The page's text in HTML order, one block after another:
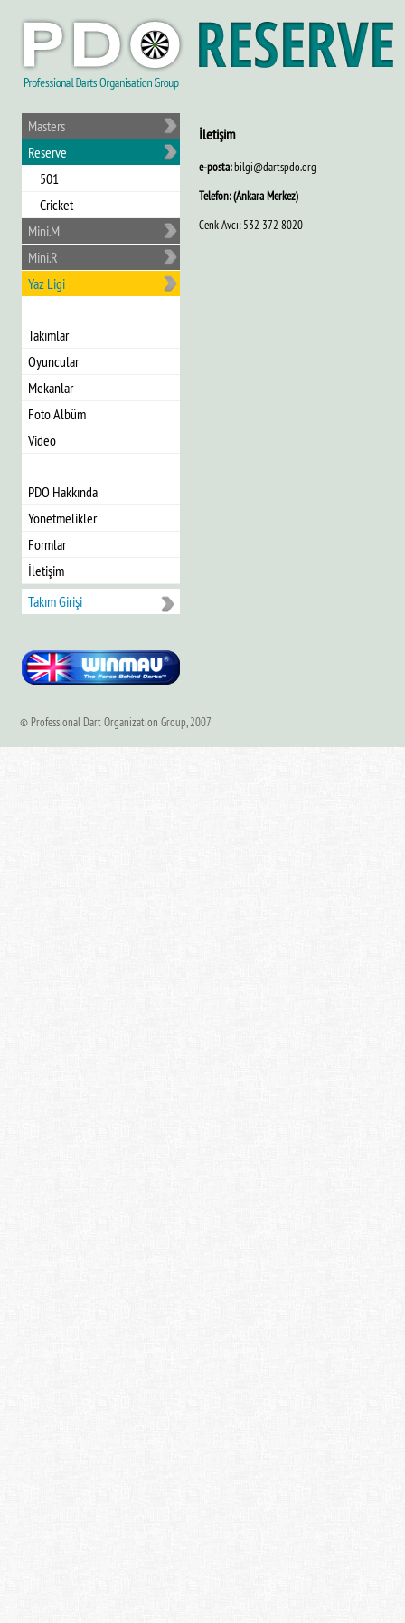
Masters
Reserve
501
Cricket
Mini.M
Mini.R
Yaz Ligi
Takımlar
Oyuncular
Mekanlar
Foto Albüm
Video
PDO Hakkında
Yönetmelikler
Formlar
İletişim
Takım Girişi
İletişim
e-posta:bilgi@dartspdo.org
Telefon: (Ankara Merkez)
Cenk Avcı: 532 372 8020
© Professional Dart Organization Group, 2007